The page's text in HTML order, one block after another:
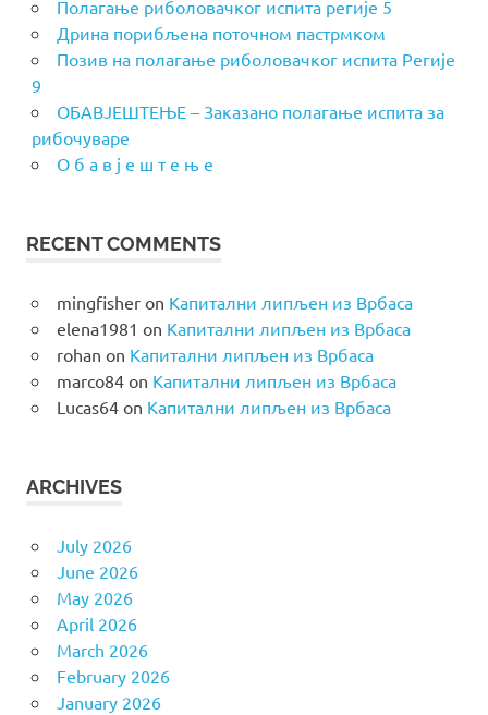
Полагање риболовачког испита регије 5
Дрина порибљена поточном пастрмком
Позив на полагање риболовачког испита Регије
9
ОБАВЈЕШТЕЊЕ – Заказано полагање испита за
рибочуваре
О б а в ј е ш т е њ е
RECENT COMMENTS
mingfisheron Капитални липљен из Врбаса
elena1981 on Капитални липљен из Врбаса
rohan on Капитални липљен из Врбаса
marco84on Капитални липљен из Врбаса
Lucas64on Капитални липљен из Врбаса
ARCHIVES
July 2026
June 2026
May 2026
April 2026
March 2026
February 2026
January 2026